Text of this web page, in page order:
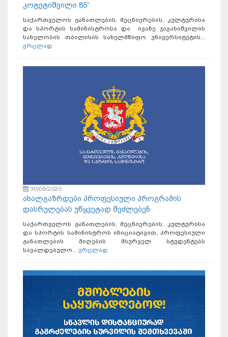
კოტეტიშვილი 85“
საქართველოს განათლების, მეცნიერების, კულტურისა
და სპორტის სამინისტროსა და ივანე ჯავახიშვილის
სახელობის თბილისის სახელმწიფო უნივერსიტეტის...
ვრცლად
30/09/2020
ახალგაზრდები პროფესიული პროგრამის
დასრულებას უწყვეტად შეძლებენ
საქართველოს განათლების, მეცნიერების, კულტურისა
და სპორტის სამინისტროს ინიციატივით, პროფესიული
განათლების მიღების მსურველ სტუდენტებს
სავალდებულო... ვრცლად